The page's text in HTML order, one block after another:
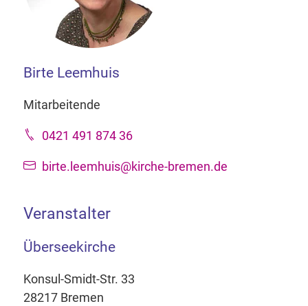
Birte Leemhuis
Mitarbeitende
0421 491 874 36
birte.leemhuis@kirche-bremen.de
Veranstalter
Überseekirche
Konsul-Smidt-Str. 33
28217 Bremen